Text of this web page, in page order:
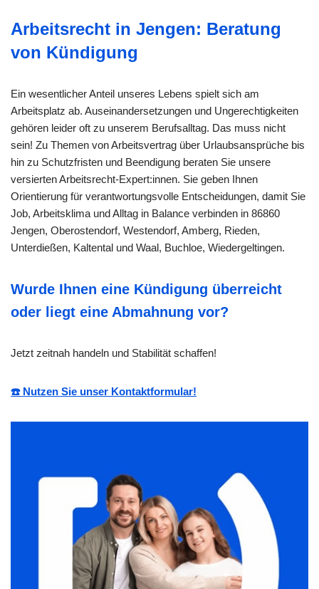
Arbeitsrecht in Jengen: Beratung
von Kündigung
Ein wesentlicher Anteil unseres Lebens spielt sich am
Arbeitsplatz ab. Auseinandersetzungen und Ungerechtigkeiten
gehören leider oft zu unserem Berufsalltag. Das muss nicht
sein! Zu Themen von Arbeitsvertrag über Urlaubsansprüche bis
hin zu Schutzfristen und Beendigung beraten Sie unsere
versierten Arbeitsrecht-Expert:innen. Sie geben Ihnen
Orientierung für verantwortungsvolle Entscheidungen, damit Sie
Job, Arbeitsklima und Alltag in Balance verbinden in 86860
Jengen, Oberostendorf, Westendorf, Amberg, Rieden,
Unterdießen, Kaltental und Waal, Buchloe, Wiedergeltingen.
Wurde Ihnen eine Kündigung überreicht
oder liegt eine Abmahnung vor?
Jetzt zeitnah handeln und Stabilität schaffen!
☎️ Nutzen Sie unser Kontaktformular!